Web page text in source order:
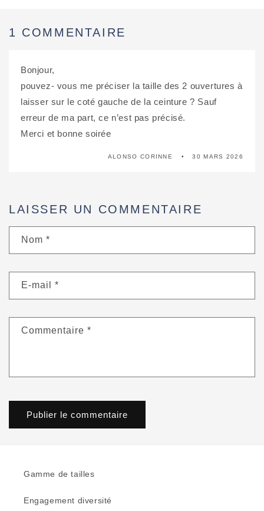
1 COMMENTAIRE
Bonjour,
pouvez- vous me préciser la taille des 2 ouvertures à
laisser sur le coté gauche de la ceinture ? Sauf
erreur de ma part, ce n’est pas précisé.
Merci et bonne soirée
ALONSO CORINNE 30 MARS 2026
LAISSER UN COMMENTAIRE
Nom *
E-mail *
Commentaire *
Gamme de tailles
Engagement diversité